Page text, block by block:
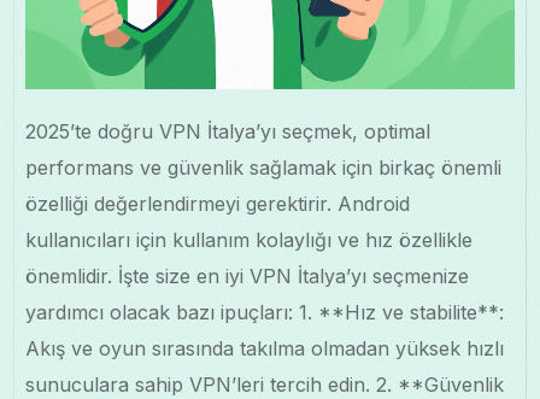
2025’te doğru VPN İtalya’yı seçmek, optimal
performans ve güvenlik sağlamak için birkaç önemli
özelliği değerlendirmeyi gerektirir. Android
kullanıcıları için kullanım kolaylığı ve hız özellikle
önemlidir. İşte size en iyi VPN İtalya’yı seçmenize
yardımcı olacak bazı ipuçları: 1. **Hız ve stabilite**:
Akış ve oyun sırasında takılma olmadan yüksek hızlı
sunuculara sahip VPN’leri tercih edin. 2. **Güvenlik